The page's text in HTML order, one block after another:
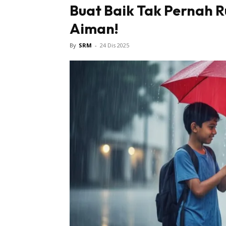
Bintang
Buat Baik Tak Pernah
Aiman!
By SRM - 24 Dis 2025